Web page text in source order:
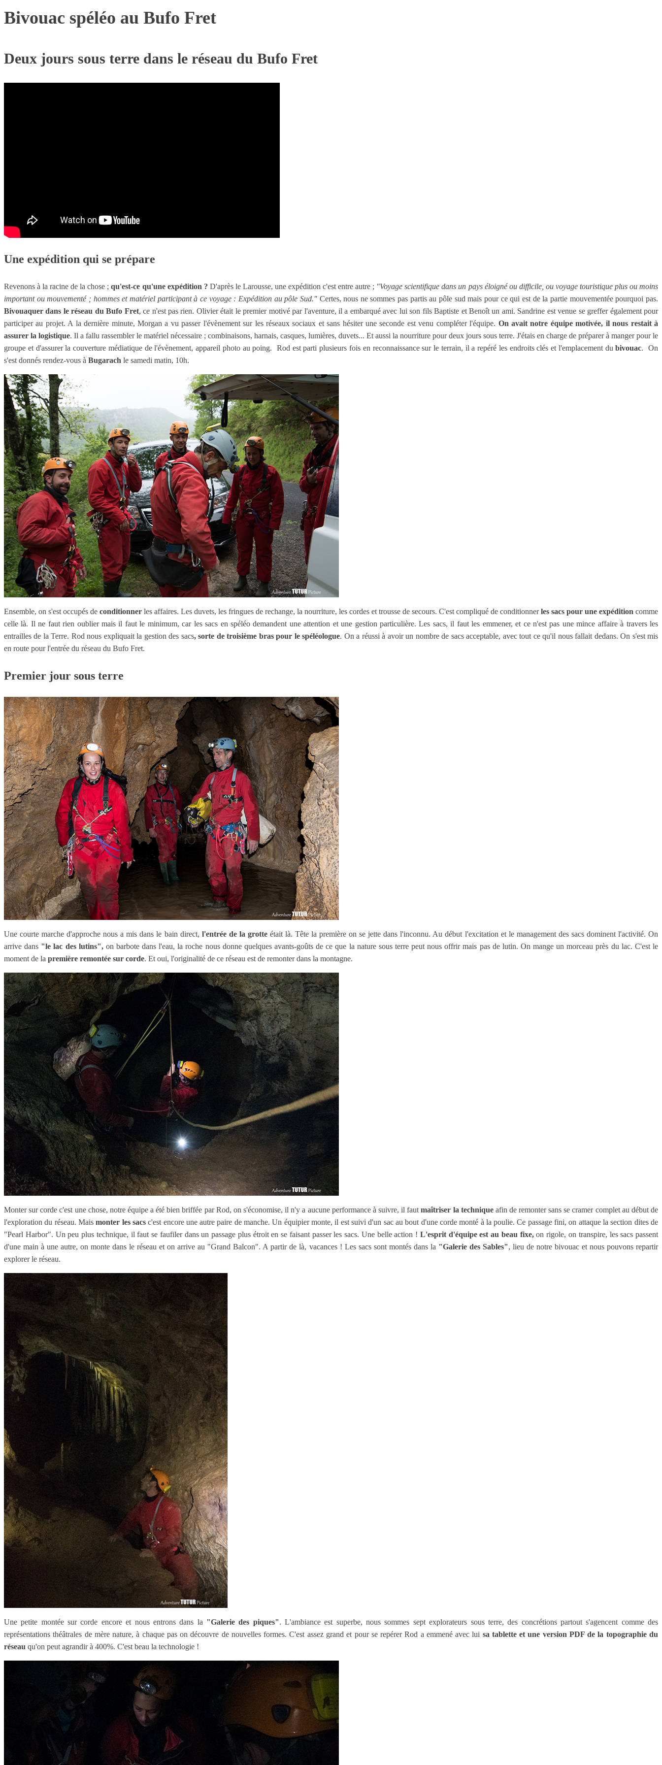
Bivouac spéléo au Bufo Fret
Deux jours sous terre dans le réseau du Bufo Fret
Une expédition qui se prépare
Revenons à la racine de la chose ;qu'est-ce qu'une expédition ? D'après le Larousse, une expédition c'est entre autre ; "Voyage scientifique dans un pays éloigné ou difficile, ou voyage touristique plus ou moins
important ou mouvementé ; hommes et matériel participant à ce voyage : Expédition au pôle Sud." Certes, nous ne sommes pas partis au pôle sud mais pour ce qui est de la partie mouvementée pourquoi pas.
Bivouaquer dans le réseau du Bufo Fret, ce n'est pas rien. Olivier était le premier motivé par l'aventure, il a embarqué avec lui son fils Baptiste et Benoît un ami. Sandrine est venue se greffer également pour
participer au projet. A la dernière minute, Morgan a vu passer l'évènement sur les réseaux sociaux et sans hésiter une seconde est venu compléter l'équipe. On avait notre équipe motivée, il nous restait à
assurer la logistique. Il a fallu rassembler le matériel nécessaire ; combinaisons, harnais, casques, lumières, duvets... Et aussi la nourriture pour deux jours sous terre. J'étais en charge de préparer à manger pour le
groupe et d'assurer la couverture médiatique de l'évènement, appareil photo au poing. Rod est parti plusieurs fois en reconnaissance sur le terrain, il a repéré les endroits clés et l'emplacement du bivouac. On
s'est donnés rendez-vous à Bugarach le samedi matin, 10h.
Ensemble, on s'est occupés de conditionner les affaires. Les duvets, les fringues de rechange, la nourriture, les cordes et trousse de secours. C'est compliqué de conditionnerles sacs pour une expédition comme
celle là. Il ne faut rien oublier mais il faut le minimum, car les sacs en spéléo demandent une attention et une gestion particulière. Les sacs, il faut les emmener, et ce n'est pas une mince affaire à travers les
entrailles de la Terre. Rod nous expliquait la gestion des sacs, sorte de troisième bras pour le spéléologue. On a réussi à avoir un nombre de sacs acceptable, avec tout ce qu'il nous fallait dedans. On s'est mis
en route pour l'entrée du réseau du Bufo Fret.
Premier jour sous terre
Une courte marche d'approche nous a mis dans le bain direct, l'entrée de la grotteétait là. Tête la première on se jette dans l'inconnu. Au début l'excitation et le management des sacs dominent l'activité. On
arrive dans "le lac des lutins",on barbote dans l'eau, la roche nous donne quelques avants-goûts de ce que la nature sous terre peut nous offrir mais pas de lutin. On mange un morceau près du lac. C'est le
moment de la première remontée sur corde. Et oui, l'originalité de ce réseau est de remonter dans la montagne.
Monter sur corde c'est une chose, notre équipe a été bien briffée par Rod, on s'économise, il n'y a aucune performance à suivre, il fautmaîtriser la techniqueafin de remonter sans se cramer complet au début de
l'exploration du réseau. Maismonter les sacsc'est encore une autre paire de manche. Un équipier monte, il est suivi d'un sac au bout d'une corde monté à la poulie. Ce passage fini, on attaque la section dites de
"Pearl Harbor". Un peu plus technique, il faut se faufiler dans un passage plus étroit en se faisant passer les sacs. Une belle action ! L'esprit d'équipe est au beau fixe,on rigole, on transpire, les sacs passent
d'une main à une autre, on monte dans le réseau et on arrive au "Grand Balcon". A partir de là, vacances ! Les sacs sont montés dans la "Galerie des Sables", lieu de notre bivouac et nous pouvons repartir
explorer le réseau.
Une petite montée sur corde encore et nous entrons dans la "Galerie des piques". L'ambiance est superbe, nous sommes sept explorateurs sous terre, des concrétions partout s'agencent comme des
représentations théâtrales de mère nature, à chaque pas on découvre de nouvelles formes. C'est assez grand et pour se repérer Rod a emmené avec lui sa tablette et une version PDF de la topographie du
réseau qu'on peut agrandir à 400%. C'est beau la technologie !